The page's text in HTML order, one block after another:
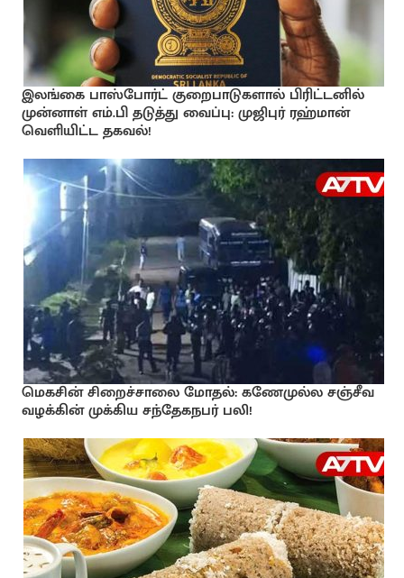
இலங்கை பாஸ்போர்ட் குறைபாடுகளால் பிரிட்டனில்
முன்னாள் எம்.பி தடுத்து வைப்பு: முஜிபுர் ரஹ்மான்
வெளியிட்ட தகவல்!
மெகசின் சிறைச்சாலை மோதல்: கணேமுல்ல சஞ்சீவ
வழக்கின் முக்கிய சந்தேகநபர் பலி!